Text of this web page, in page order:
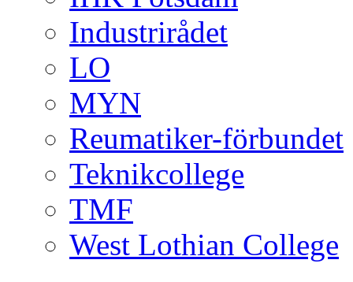
Industrirådet
LO
MYN
Reumatiker-förbundet
Teknikcollege
TMF
West Lothian College